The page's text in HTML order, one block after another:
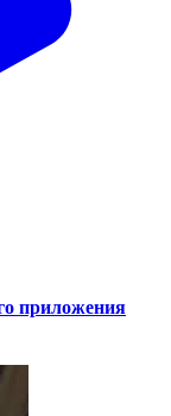
приложения